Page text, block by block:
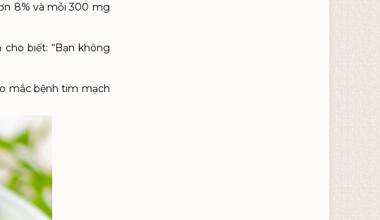
8% và mỗi 300 mg
biết: “Bạn không
mắc bệnh tim mạch